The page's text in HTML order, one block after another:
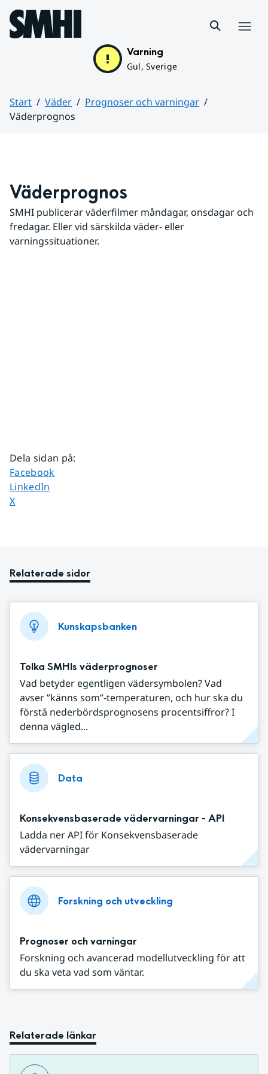
Hoppa till sidans innehåll
Varning
Gul, Sverige
Start Väder
Prognoser och varningar
Väderprognos
Väderprognos
SMHI publicerar väderfilmer måndagar, onsdagar och
fredagar. Eller vid särskilda väder- eller
varningssituationer.
Dela sidan på:
Dela sidan på
Facebook
Dela sidan på
LinkedIn
Dela sidan på
X
Relaterade sidor
Kunskapsbanken
Tolka SMHIs väderprognoser
Vad betyder egentligen vädersymbolen? Vad
avser ”känns som”-temperaturen, och hur ska du
förstå nederbördsprognosens procentsiffror? I
denna vägled...
Data
Konsekvensbaserade vädervarningar - API
Ladda ner API för Konsekvensbaserade
vädervarningar
Forskning och utveckling
Prognoser och varningar
Forskning och avancerad modellutveckling för att
du ska veta vad som väntar.
Relaterade länkar